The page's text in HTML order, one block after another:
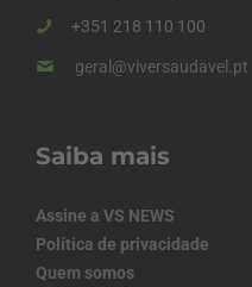
+351 218 110 100
geral@viversaudavel.pt
Saiba mais
Assine a VS NEWS
Política de privacidade
Quem somos